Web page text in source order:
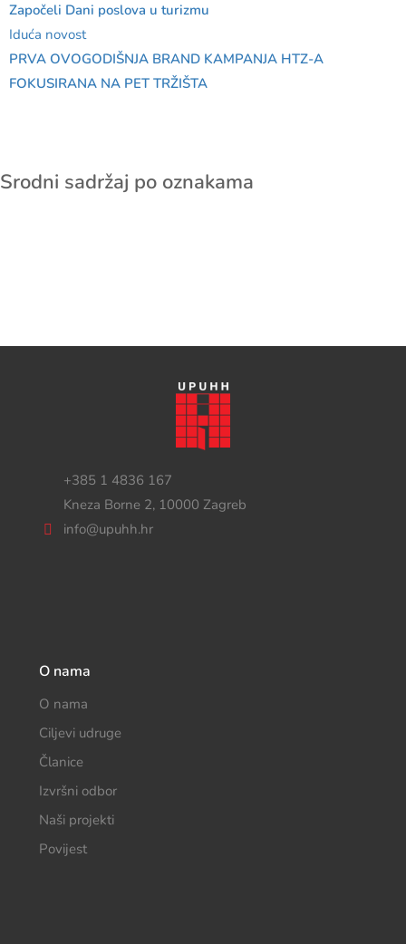
Započeli Dani poslova u turizmu
Iduća novost
PRVA OVOGODIŠNJA BRAND KAMPANJA HTZ-A
FOKUSIRANA NA PET TRŽIŠTA
Srodni sadržaj po oznakama
+385 1 4836 167
Kneza Borne 2, 10000 Zagreb
info@upuhh.hr
O nama
O nama
Ciljevi udruge
Članice
Izvršni odbor
Naši projekti
Povijest